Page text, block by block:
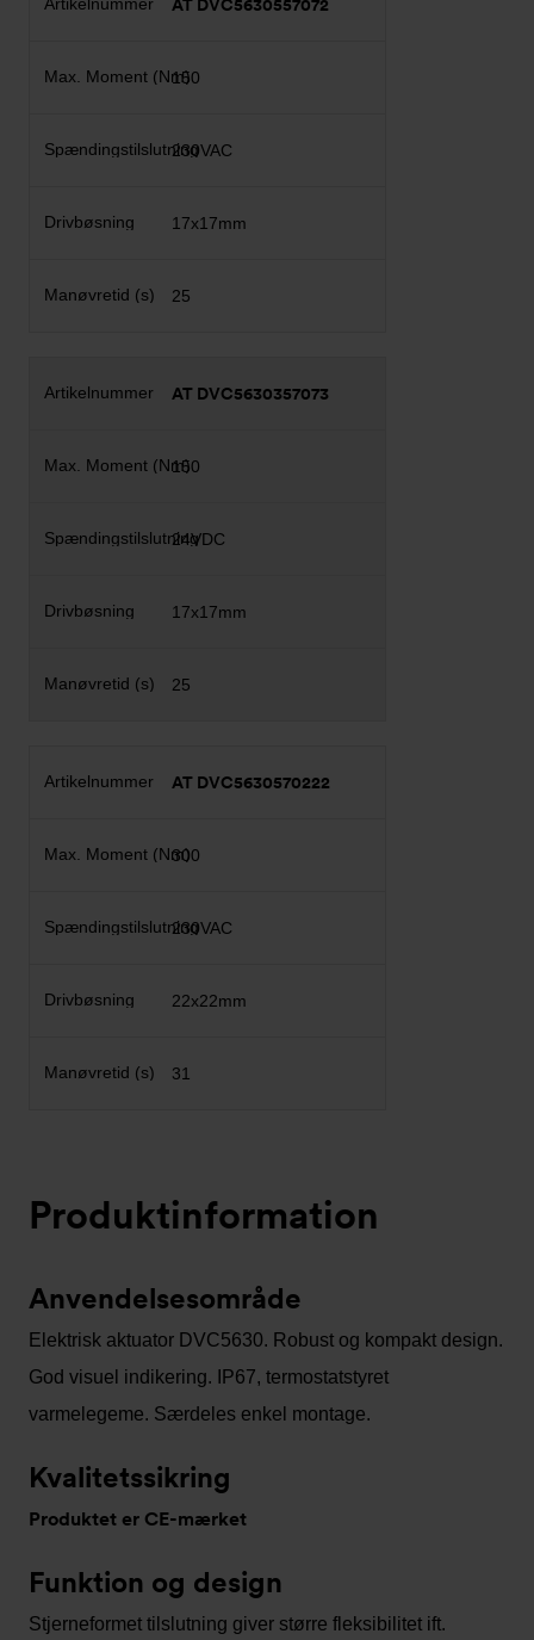
AT DVC5630557072
150
230VAC
17x17mm
25
AT DVC5630357073
150
24VDC
17x17mm
25
AT DVC5630570222
300
230VAC
22x22mm
31
Produktinformation
Anvendelsesområde
Elektrisk aktuator DVC5630. Robust og kompakt design.
God visuel indikering. IP67, termostatstyret
varmelegeme. Særdeles enkel montage.
Kvalitetssikring
Produktet er CE-mærket
Funktion og design
Stjerneformet tilslutning giver større fleksibilitet ift.